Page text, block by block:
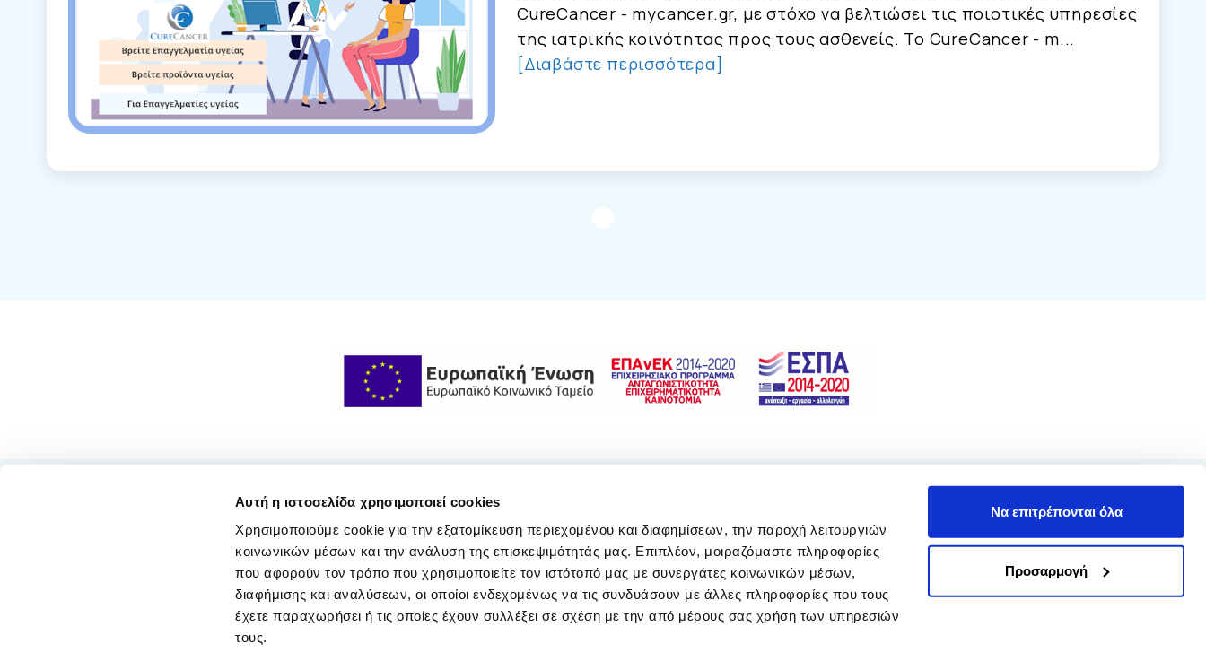
Αυτή η ιστοσελίδα χρησιμοποιεί cookies
Χρησιμοποιούμε cookie για την εξατομίκευση περιεχομένου και διαφημίσεων, την παροχή λειτουργιών
κοινωνικών μέσων και την ανάλυση της επισκεψιμότητάς μας. Επιπλέον, μοιραζόμαστε πληροφορίες
που αφορούν τον τρόπο που χρησιμοποιείτε τον ιστότοπό μας με συνεργάτες κοινωνικών μέσων,
διαφήμισης και αναλύσεων, οι οποίοι ενδεχομένως να τις συνδυάσουν με άλλες πληροφορίες που τους
έχετε παραχωρήσει ή τις οποίες έχουν συλλέξει σε σχέση με την από μέρους σας χρήση των υπηρεσιών
τους.
Να επιτρέπονται όλα
Προσαρμογή
CureCancer - mycancer.gr, με στόχο να βελτιώσει τις ποιοτικές υπηρεσίες
της ιατρικής κοινότητας προς τους ασθενείς. Το CureCancer - m...
[Διαβάστε περισσότερα]
Σχετικά με εμάς
Αξιολογήσεις
Σεμινάρια
Μελέτες